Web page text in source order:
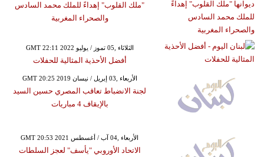
"ملك القلوب" إهداءً للملك محمد السادس
والصحراء المغربية
GMT 22:11 2022 الثلاثاء ,05 تموز / يوليو
أفضل الأحذية المثالية للحفلات
GMT 20:25 2019 الأربعاء ,03 إبريل / نيسان
لجنة الانضباط تعاقب المصري حسين السيد
بالإيقاف 4 مباريات
GMT 20:53 2021 الأربعاء ,04 آب / أغسطس
الاتحاد الأوروبي "يأسف" لعجز السلطات